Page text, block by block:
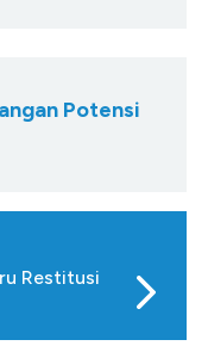
Potensi
Restitusi